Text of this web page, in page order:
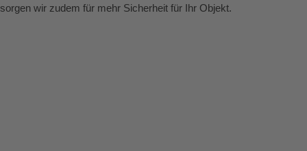
sorgen wir zudem für mehr Sicherheit für Ihr Objekt.